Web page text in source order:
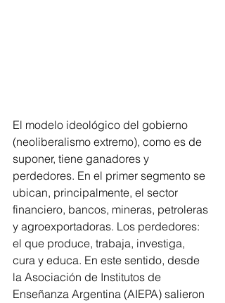
El modelo ideológico del gobierno
(neoliberalismo extremo), como es de
suponer, tiene ganadores y
perdedores. En el primer segmento se
ubican, principalmente, el sector
financiero, bancos, mineras, petroleras
y agroexportadoras. Los perdedores:
el que produce, trabaja, investiga,
cura y educa. En este sentido, desde
la Asociación de Institutos de
Enseñanza Argentina (AIEPA) salieron